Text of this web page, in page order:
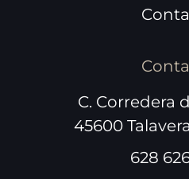
C. Corredera
45600
628